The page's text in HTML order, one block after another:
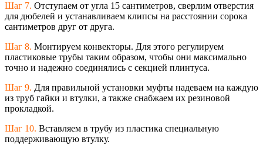
Шаг 7. Отступаем от угла 15 сантиметров, сверлим отверстия
для дюбелей и устанавливаем клипсы на расстоянии сорока
сантиметров друг от друга.
Шаг 8. Монтируем конвекторы. Для этого регулируем
пластиковые трубы таким образом, чтобы они максимально
точно и надежно соединялись с секцией плинтуса.
Шаг 9. Для правильной установки муфты надеваем на каждую
из труб гайки и втулки, а также снабжаем их резиновой
прокладкой.
Шаг 10. Вставляем в трубу из пластика специальную
поддерживающую втулку.